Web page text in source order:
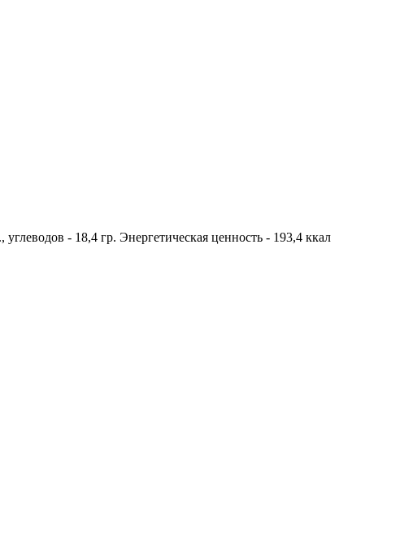
- 18,4 гр. Энергетическая ценность - 193,4 ккал